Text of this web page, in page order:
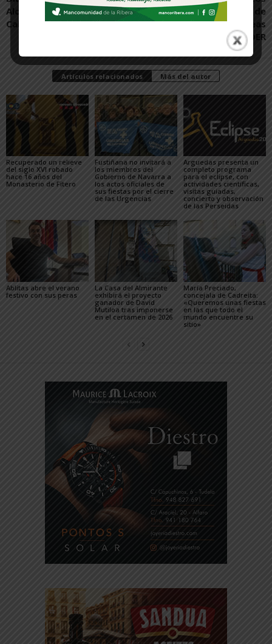
Alcachofa 2025 en
Cabanillas
recibirán casi un millón de
euros en ayudas europeas
LEADER
Artículos relacionados Más del autor
Recuperado un relieve
del siglo XVI robado
hace 16 años del
Monasterio de Fitero
Fustiñana no invitará a
los miembros del
Gobierno de Navarra a
los actos oficiales de
sus fiestas por el cierre
de las Urgencias
Arguedas presenta un
completo programa
para el eclipse, con
actividades científicas,
visitas guiadas,
concierto y observación
de las Perseidas
Ablitas abre el verano
festivo con sus peras
La Casa del Almirante
exhibirá el proyecto
ganador de David
Mutiloa tras imponerse
en el certamen de 2026
María Preciado,
concejala de Cadreita:
«Queremos unas fiestas
en las que todo el
mundo encuentre su
sitio»